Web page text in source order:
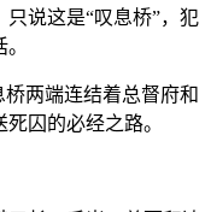
说这是“叹息桥”，犯
两端连结着总督府和
囚的必经之路。